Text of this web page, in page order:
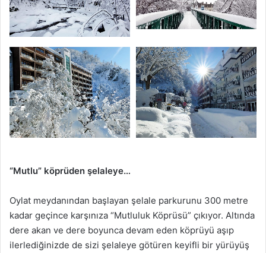
“Mutlu” köprüden şelaleye…
Oylat meydanından başlayan şelale parkurunu 300 metre
kadar geçince karşınıza “Mutluluk Köprüsü” çıkıyor. Altında
dere akan ve dere boyunca devam eden köprüyü aşıp
ilerlediğinizde de sizi şelaleye götüren keyifli bir yürüyüş